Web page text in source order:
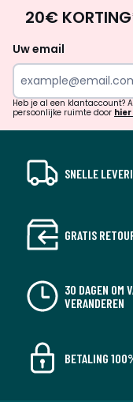
20€
Uw email
Heb je al een klantaccount?
persoonlijke ruimte door
SNELLE
GRATIS
30 DAGEN OM
VERANDEREN
BETALING